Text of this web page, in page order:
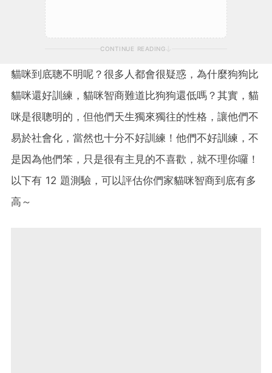
CONTINUE READING
貓咪到底聰不明呢？很多人都會很疑惑，為什麼狗狗比
貓咪還好訓練，貓咪智商難道比狗狗還低嗎？其實，貓
咪是很聰明的，但他們天生獨來獨往的性格，讓他們不
易於社會化，當然也十分不好訓練！他們不好訓練，不
是因為他們笨，只是很有主見的不喜歡，就不理你囉！
以下有 12 題測驗，可以評估你們家貓咪智商到底有多
高～